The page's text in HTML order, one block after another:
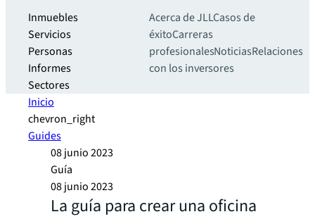
Inmuebles
Servicios
Personas
Informes
Sectores
Acerca de JLLCasos de
éxitoCarreras
profesionalesNoticiasRelaciones
con los inversores
Inicio
chevron_right
Guides
08 junio 2023
Guía
08 junio 2023
La guía para crear una oficina